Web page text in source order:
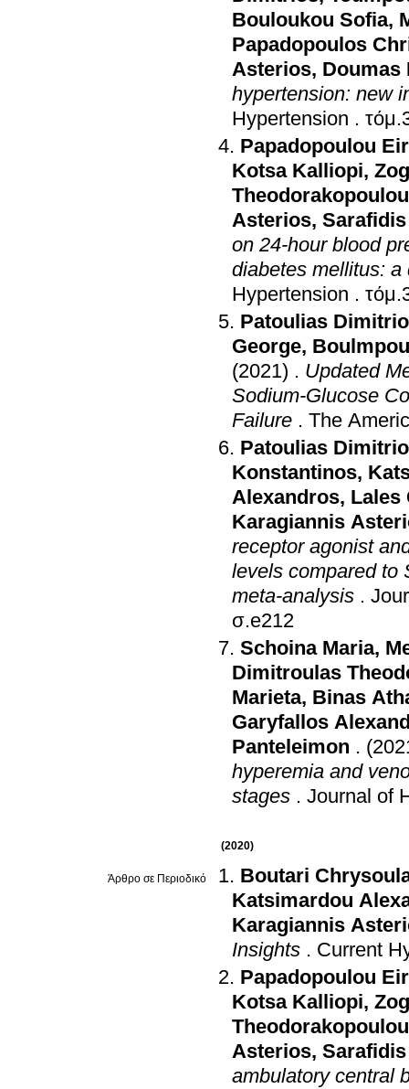
Bouloukou Sofia,
Papadopoulos
Asterios, Doumas
hypertension: new
Hypertension .
Papadopoulou
Kotsa Kalliopi,
Asterios,
on 24-hour blood
diabetes mellitus:
Hypertension .
Patoulias
George,
(2021) . Updated
Sodium-Glucose
Failure . The
Patoulias
Konstantinos,
Alexandros, Lales
Karagiannis
receptor agonist
levels compared to
meta-analysis .
σ.e212
Schoina Maria,
Dimitroulas
Marieta, Binas
Garyfallos
Panteleimon .
hyperemia and
stages . Journal of
(2020)
Άρθρο σε Περιοδικό
Boutari
Katsimardou
Karagiannis
Insights . Current
Papadopoulou
Kotsa Kalliopi,
Asterios,
ambulatory central